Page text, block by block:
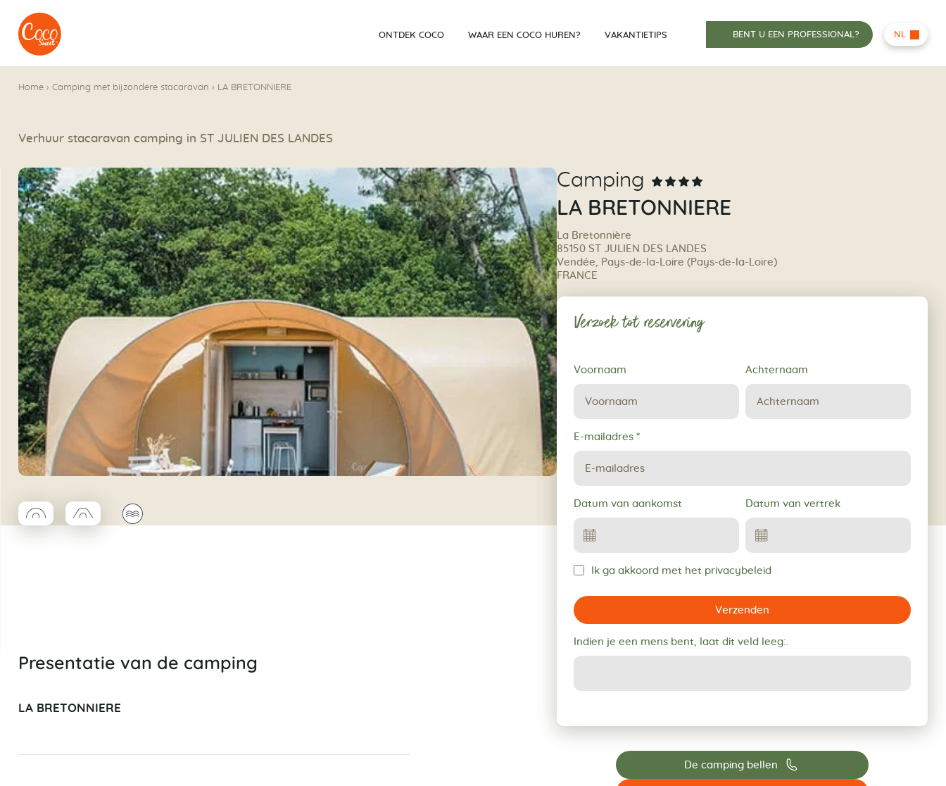
Naar het menu
Naar de inhoudsopgave
ONTDEK COCO WAAR EEN COCO HUREN? VAKANTIETIPS BENT U EEN PROFESSIONAL? NL
Home › Camping met bijzondere stacaravan › LA BRETONNIERE
Verhuur stacaravan camping in ST JULIEN DES LANDES
◯Coco rond
□Coco trapèze
🌊
Presentatie van de camping
LA BRETONNIERE
Camping
LA BRETONNIERE
La Bretonnière
85150 ST JULIEN DES LANDES
Vendée, Pays-de-la-Loire (Pays-de-la-Loire)
FRANCE
Verzoek tot reservering
Verzoek
tot
reservering
Voornaam Achternaam
E-mailadres *
Datum van aankomst Datum van vertrek
Ik ga akkoord met het privacybeleid
Verzenden
Indien je een mens bent, laat dit veld leeg:.
De camping bellen 📞